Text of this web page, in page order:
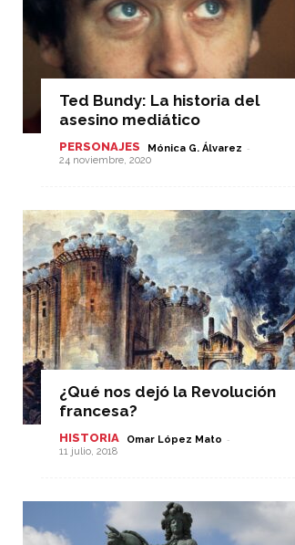
Ted Bundy: La historia del
asesino mediático
PERSONAJES Mónica G. Álvarez -
24 noviembre, 2020
¿Qué nos dejó la Revolución
francesa?
HISTORIA Omar López Mato -
11 julio, 2018